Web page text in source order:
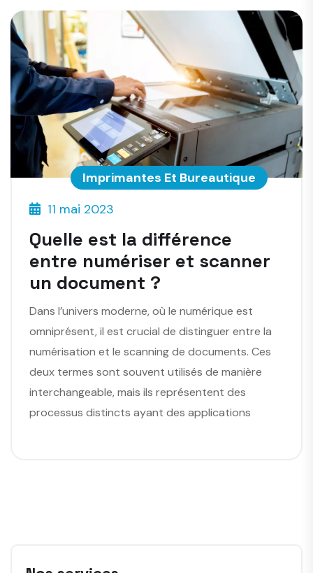
Imprimantes Et Bureautique
11 mai 2023
Quelle est la différence
entre numériser et scanner
un document ?
Dans l’univers moderne, où le numérique est
omniprésent, il est crucial de distinguer entre la
numérisation et le scanning de documents. Ces
deux termes sont souvent utilisés de manière
interchangeable, mais ils représentent des
processus distincts ayant des applications